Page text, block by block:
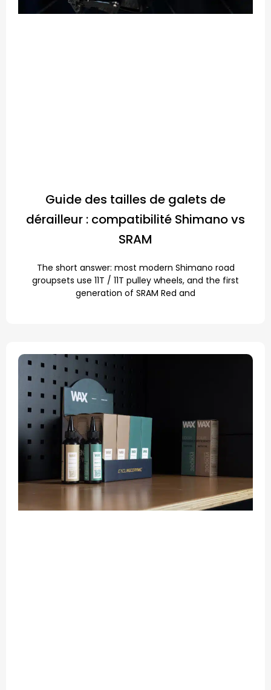
Guide des tailles de galets de
dérailleur : compatibilité Shimano vs
SRAM
The short answer: most modern Shimano road
groupsets use 11T / 11T pulley wheels, and the first
generation of SRAM Red and